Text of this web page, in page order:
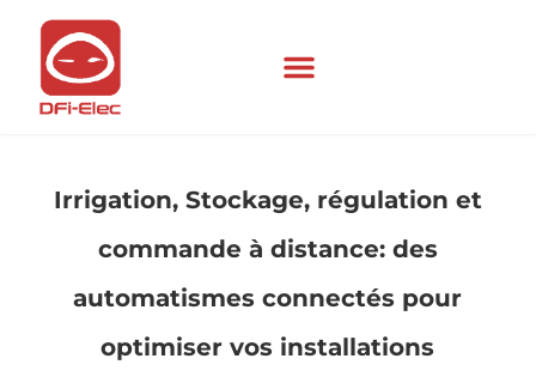
Irrigation, Stockage, régulation et
commande à distance: des
automatismes connectés pour
optimiser vos installations